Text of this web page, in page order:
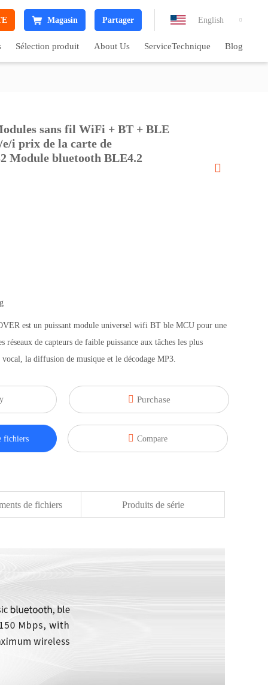
Magasin Partager English 
Sélection produit About Us ServiceTechnique Blog

sans fil WiFi + BT + BLE
i prix de la carte de
Module bluetooth BLE4.2

est un puissant module universel wifi BT ble MCU pour une
réseaux de capteurs de faible puissance aux tâches les plus
vocal, la diffusion de musique et le décodage MP3.
 Purchase
fichiers  Compare
de fichiers Produits de série